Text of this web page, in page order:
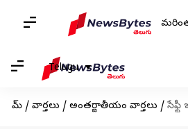
Telugu
హోమ్ / వార్తలు / అంతర్జాతీయం వార్తలు / సేఫ్టీ